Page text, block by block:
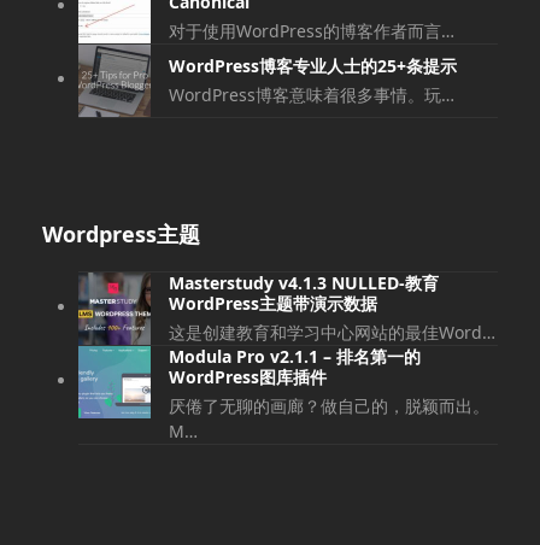
对于使用WordPress的博客作者而言…
WordPress博客专业人士的25+条提示
WordPress博客意味着很多事情。玩…
Wordpress主题
Masterstudy v4.1.3 NULLED-教育
WordPress主题带演示数据
这是创建教育和学习中心网站的最佳Word…
Modula Pro v2.1.1 – 排名第一的
WordPress图库插件
厌倦了无聊的画廊？做自己的，脱颖而出。
M…